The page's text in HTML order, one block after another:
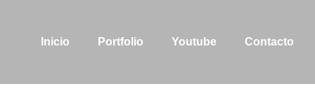
Inicio Portfolio Youtube Contacto